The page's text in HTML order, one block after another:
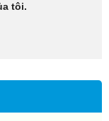
tôi.